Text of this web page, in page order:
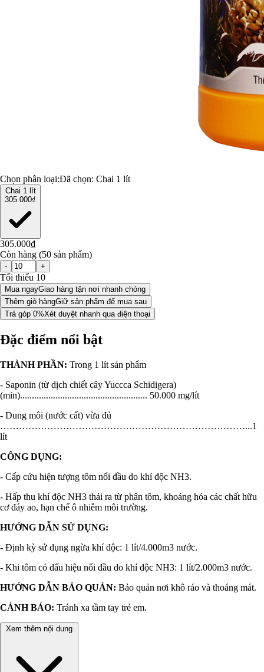
Chọn phân loại:Đã chọn: Chai 1 lít
Chai 1 lít
305.000₫
305.000₫
Còn hàng (50 sản phẩm)
- +
Tối thiểu 10
Mua ngayGiao hàng tận nơi nhanh chóng
Thêm giỏ hàngGiữ sản phẩm để mua sau
Trả góp 0%Xét duyệt nhanh qua điện thoại
Đặc điểm nổi bật
THÀNH PHẦN: Trong 1 lít sản phẩm
- Saponin (từ dịch chiết cây Yuccca Schidigera)
(min)...................................................... 50.000 mg/lít
- Dung môi (nước cất) vừa đủ
……………………………………………………………………...1
lít
CÔNG DỤNG:
- Cấp cứu hiện tượng tôm nổi đầu do khí độc NH3.
- Hấp thu khí độc NH3 thải ra từ phân tôm, khoáng hóa các chất hữu
cơ đáy ao, hạn chế ô nhiễm môi trường.
HƯỚNG DẪN SỬ DỤNG:
- Định kỳ sử dụng ngừa khí độc: 1 lít/4.000m3 nước.
- Khi tôm có dấu hiệu nổi đầu do khí độc NH3: 1 lít/2.000m3 nước.
HƯỚNG DẪN BẢO QUẢN: Bảo quản nơi khô ráo và thoáng mát.
CẢNH BÁO: Tránh xa tầm tay trẻ em.
Xem thêm nội dung